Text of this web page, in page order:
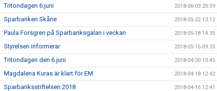
Tritondagen 6:juni 2018-06-03 20:59
Sparbanken Skåne 2018-05-22 13:12
Paula Forsgren på Sparbanksgalan i veckan 2018-05-18 14:35
Styrelsen informerar 2018-05-15 09:33
Tritondagen den 6 juni 2018-04-30 10:45
Magdalena Kuras är klart för EM 2018-04-18 12:42
Sparbanksstiftelsen 2018 2018-04-16 12:41